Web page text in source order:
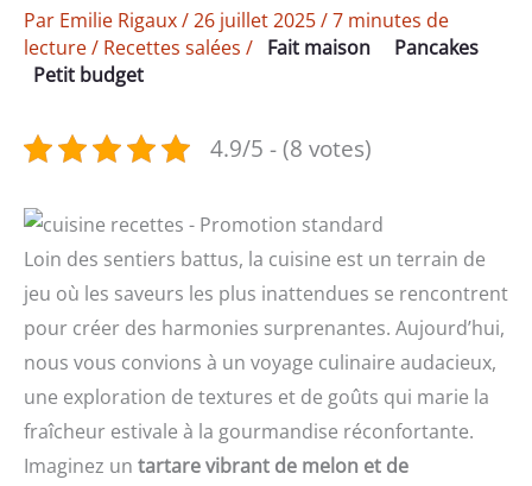
Par Emilie Rigaux/26 juillet 2025/7 minutes de
lecture/ Recettes salées / Fait maison
Pancakes
Petit budget
4.9/5 - (8 votes)
Loin des sentiers battus, la cuisine est un terrain de
jeu où les saveurs les plus inattendues se rencontrent
pour créer des harmonies surprenantes. Aujourd’hui,
nous vous convions à un voyage culinaire audacieux,
une exploration de textures et de goûts qui marie la
fraîcheur estivale à la gourmandise réconfortante.
Imaginez un tartare vibrant de melon et de